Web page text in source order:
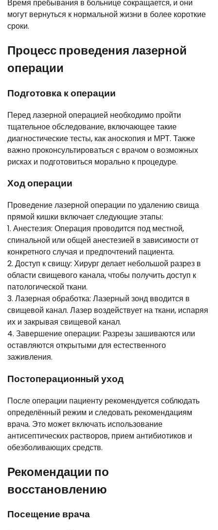
Время пребывания в больнице сокращается, и они
могут вернуться к нормальной жизни в более короткие
сроки.
Процесс проведения лазерной
операции
Подготовка к операции
Перед лазерной операцией необходимо пройти
тщательное обследование, включающее такие
диагностические тесты, как аноскопия и МРТ. Также
важно проконсультироваться с врачом о возможных
рисках и подготовиться морально к процедуре.
Ход операции
Проведение лазерной операции по удалению свища
прямой кишки включает следующие этапы:
1. Анестезия: Операция проводится под местной,
спинальной или общей анестезией в зависимости от
конкретного случая и предпочтений пациента.
2. Доступ к свищу: Хирург делает небольшой разрез в
области свищевого канала, чтобы получить доступ к
патологической ткани.
3. Лазерная обработка: Лазерный зонд вводится в
свищевой канал. Лазер воздействует на ткани, испаряя
их и закрывая свищевой канал.
4. Завершение операции: Разрезы зашиваются или
оставляются открытыми для естественного
заживления.
Постоперационный уход
После операции пациенту рекомендуется соблюдать
определённый режим и следовать рекомендациям
врача. Это может включать использование
антисептических растворов, прием антибиотиков и
обезболивающих средств.
Рекомендации по
восстановлению
Посещение врача